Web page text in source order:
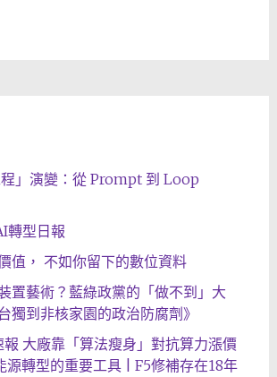
」演變：從 Prompt 到 Loop
轉型日報
值， 不如你留下的數位資料
置藝術？藍綠政黨的「做不到」大
獨到非核家園的政治防腐劑》
大廠靠「算法瘦身」對抗算力漲價
源轉型的重要工具 | F5修補存在18年